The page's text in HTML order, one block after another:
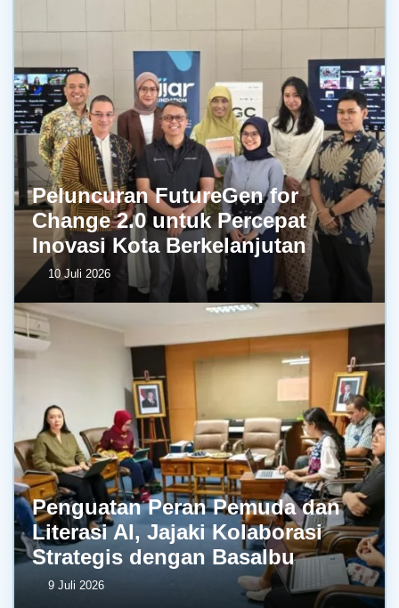
Peluncuran FutureGen for
Change 2.0 untuk Percepat
Inovasi Kota Berkelanjutan
10 Juli 2026
Penguatan Peran Pemuda dan
Literasi AI, Jajaki Kolaborasi
Strategis dengan BasaIbu
9 Juli 2026